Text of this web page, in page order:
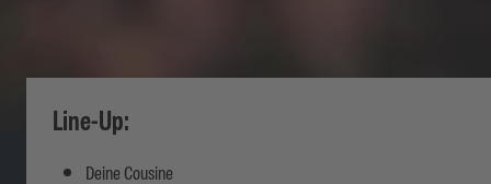
Line-Up:
Deine Cousine